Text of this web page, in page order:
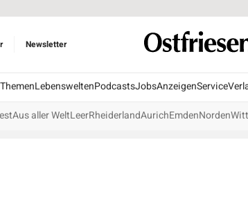
Newsletter
ThemenLebensweltenPodcastsJobsAnzeigenService
Aus aller WeltLeerRheiderlandAurichEmdenNorden